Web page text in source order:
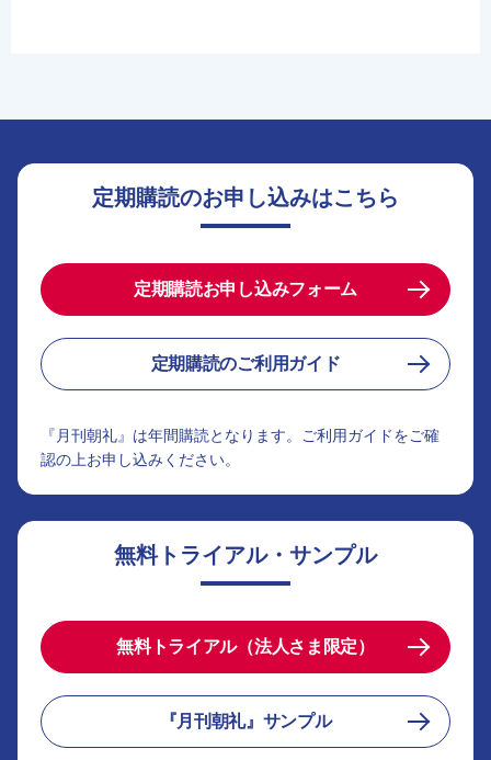
定期購読のお申し込みはこちら
定期購読お申し込みフォーム
定期購読のご利用ガイド
『月刊朝礼』は年間購読となります。ご利用ガイドをご確
認の上お申し込みください。
無料トライアル・サンプル
無料トライアル（法人さま限定）
『月刊朝礼』サンプル